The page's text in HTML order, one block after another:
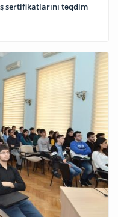
sertifikatlarını təqdim